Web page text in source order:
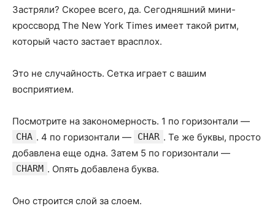
Застряли? Скорее всего, да. Сегодняшний мини-
кроссворд The New York Times имеет такой ритм,
который часто застает врасплох.
Это не случайность. Сетка играет с вашим
восприятием.
Посмотрите на закономерность. 1 по горизонтали —
CHA . 4 по горизонтали — CHAR . Те же буквы, просто
добавлена еще одна. Затем 5 по горизонтали —
CHARM . Опять добавлена буква.
Оно строится слой за слоем.